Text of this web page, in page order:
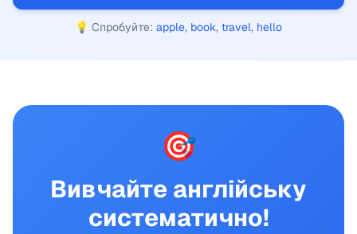
💡 Спробуйте: apple, book, travel, hello
🎯
Вивчайте англійську
систематично!